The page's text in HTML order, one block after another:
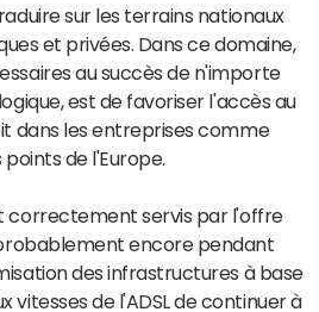
sur les terrains nationaux
et privées. Dans ce domaine,
au succès de n'importe
est de favoriser l'accès au
dans les entreprises comme
de l'Europe.
correctement servis par l'offre
encore pendant
des infrastructures à base
vitesses de l'ADSL de continuer à